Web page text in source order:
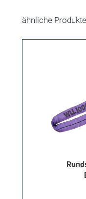
Produktgalerie
ähnliche Produkte